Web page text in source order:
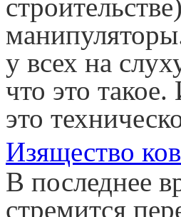
у всех на
что это
это
Изящество
В последнее
стремится